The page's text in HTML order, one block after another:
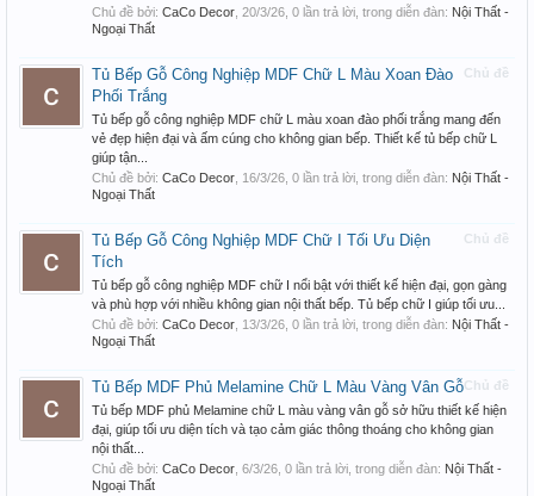
Chủ đề bởi: CaCo Decor 20/3/26 , 0 lần trả lời, trong diễn đàn: Nội Thất -
Ngoại Thất
Chủ đề
Tủ Bếp Gỗ Công Nghiệp MDF Chữ L Màu Xoan Đào
Phối Trắng
Tủ bếp gỗ công nghiệp MDF chữ L màu xoan đào phối trắng mang đến
vẻ đẹp hiện đại và ấm cúng cho không gian bếp. Thiết kế tủ bếp chữ L
giúp tận...
Chủ đề bởi: CaCo Decor 16/3/26 , 0 lần trả lời, trong diễn đàn: Nội Thất -
Ngoại Thất
Chủ đề
Tủ Bếp Gỗ Công Nghiệp MDF Chữ I Tối Ưu Diện
Tích
Tủ bếp gỗ công nghiệp MDF chữ I nổi bật với thiết kế hiện đại, gọn gàng
và phù hợp với nhiều không gian nội thất bếp. Tủ bếp chữ I giúp tối ưu...
Chủ đề bởi: CaCo Decor 13/3/26 , 0 lần trả lời, trong diễn đàn: Nội Thất -
Ngoại Thất
Chủ đề
Tủ Bếp MDF Phủ Melamine Chữ L Màu Vàng Vân Gỗ
Tủ bếp MDF phủ Melamine chữ L màu vàng vân gỗ sở hữu thiết kế hiện
đại, giúp tối ưu diện tích và tạo cảm giác thông thoáng cho không gian
nội thất...
Chủ đề bởi: CaCo Decor 6/3/26 , 0 lần trả lời, trong diễn đàn: Nội Thất -
Ngoại Thất